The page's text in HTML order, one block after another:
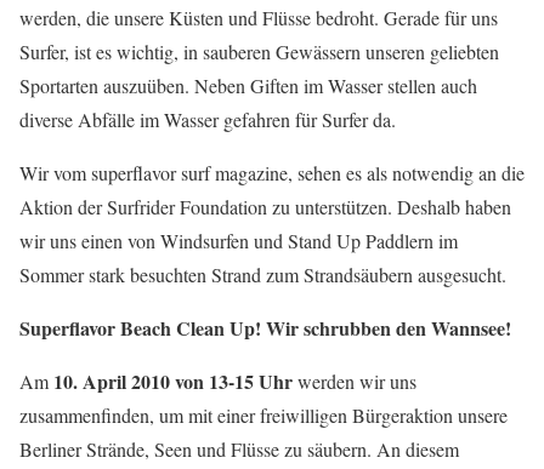
werden, die unsere Küsten und Flüsse bedroht. Gerade für uns
Surfer, ist es wichtig, in sauberen Gewässern unseren geliebten
Sportarten auszuüben. Neben Giften im Wasser stellen auch
diverse Abfälle im Wasser gefahren für Surfer da.
Wir vom superflavor surf magazine, sehen es als notwendig an die
Aktion der Surfrider Foundation zu unterstützen. Deshalb haben
wir uns einen von Windsurfen und Stand Up Paddlern im
Sommer stark besuchten Strand zum Strandsäubern ausgesucht.
Superflavor Beach Clean Up! Wir schrubben den Wannsee!
Am 10. April 2010 von 13-15 Uhrwerden wir uns
zusammenfinden, um mit einer freiwilligen Bürgeraktion unsere
Berliner Strände, Seen und Flüsse zu säubern. An diesem